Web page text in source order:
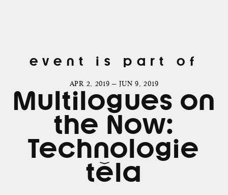
event is part of
APR 2, 2019 — JUN 9, 2019
Multilogues on
the Now:
Technologie
těla